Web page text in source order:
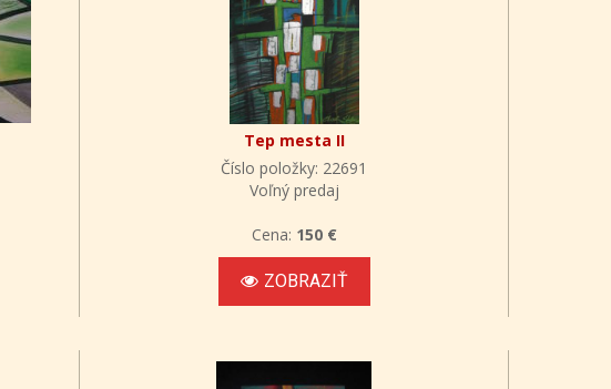
Tep mesta II
Číslo položky: 22691
Voľný predaj
Cena: 150 €
ZOBRAZIŤ